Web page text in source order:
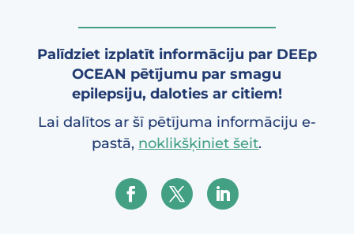
Palīdziet izplatīt informāciju par DEEp
OCEAN pētījumu par smagu
epilepsiju, daloties ar citiem!
Lai dalītos ar šī pētījuma informāciju e-
pastā, noklikšķiniet šeit.